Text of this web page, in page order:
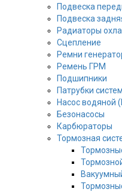
Подвеска
Подвеска
Радиаторы
Сцепление
Ремни
Ремень ГРМ
Подшипники
Патрубки
Насос водяной
Безонасосы
Карбюраторы
Тормозная